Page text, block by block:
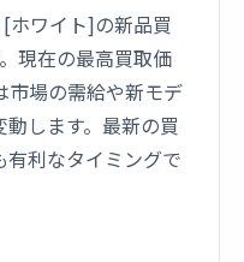
[ホワイト]の新品買
現在の最高買取価
市場の需給や新モデ
します。最新の買
利なタイミングで